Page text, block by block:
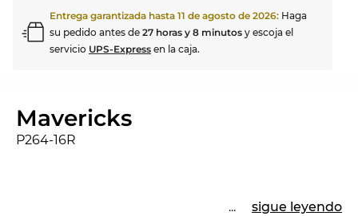
Entrega garantizada hasta 11 de agosto de 2026: Haga
su pedido antes de 27 horas y 8 minutos y escoja el
servicio UPS-Express en la caja.
Mavericks
P264-16R
... sigue leyendo